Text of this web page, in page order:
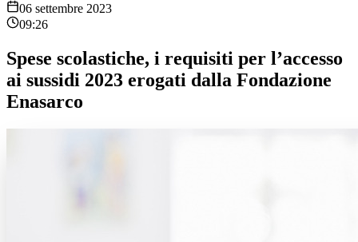
06 settembre 2023
09:26
Spese scolastiche, i requisiti per l’accesso
ai sussidi 2023 erogati dalla Fondazione
Enasarco